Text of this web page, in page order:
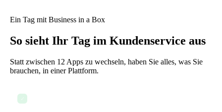
Ein Tag mit Business in a Box
So sieht Ihr Tag im Kundenservice aus
Statt zwischen 12 Apps zu wechseln, haben Sie alles, was Sie
brauchen, in einer Plattform.